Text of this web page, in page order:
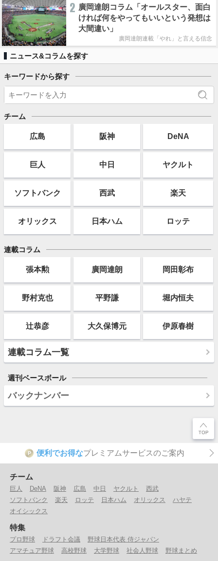
2 廣岡達朗コラム「オールスター、面白
ければ何をやってもいいという発想は
大間違い」
廣岡達朗連載「やれ」と言える信念
ニュース&コラムを探す
キーワードから探す
チーム
広島 阪神 DeNA
巨人 中日 ヤクルト
ソフトバンク 西武 楽天
オリックス 日本ハム ロッテ
連載コラム
張本勲 廣岡達朗 岡田彰布
野村克也 平野謙 堀内恒夫
辻恭彦 大久保博元 伊原春樹
連載コラム一覧
週刊ベースボール
バックナンバー
P 便利でお得なプレミアムサービスのご案内
チーム
巨人 DeNA 阪神 広島 中日 ヤクルト
西武
ソフトバンク
楽天 ロッテ 日本ハム オリックス
ハヤテ
オイシックス
特集
プロ野球 ドラフト会議
野球日本代表 侍ジャパン
アマチュア野球
高校野球 大学野球 社会人野球 野球まとめ